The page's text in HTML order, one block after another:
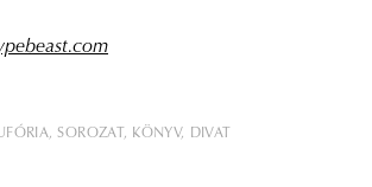
SOROZAT KÖNYV DIVAT